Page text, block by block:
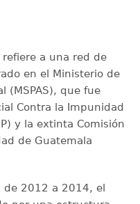
a una red de
en el Ministerio de
(MSPAS), que fue
Contra la Impunidad
y la extinta Comisión
de Guatemala
de 2012 a 2014, el